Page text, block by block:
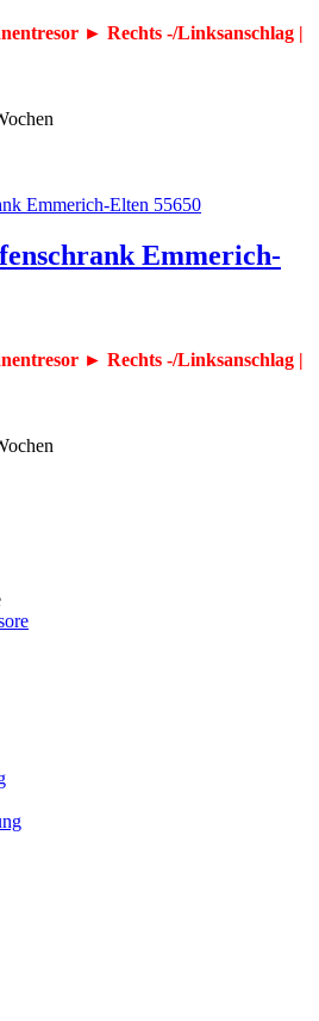
► Rechts -/Linksanschlag |
Emmerich-
► Rechts -/Linksanschlag |